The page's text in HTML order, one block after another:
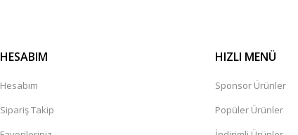
HESABIM
Hesabım
Sipariş Takip
HIZLI MENÜ
Sponsor Ürünler
Popüler Ürünler